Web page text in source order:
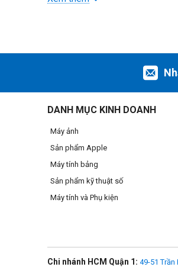
DANH MỤC KINH DOANH
Máy ảnh
Sản phẩm Apple
Máy tính bảng
Sản phẩm kỹ thuật số
Máy tính và Phụ kiện
Chi nhánh HCM Quận 1: 49-51 Trần